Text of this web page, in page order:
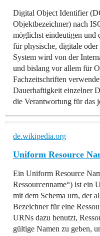
Digital Object Identifier
Objektbezeichner) nach
möglichst eindeutigen und
für physische, digitale
System wird von der
und bislang vor allem für
Fachzeitschriften
Dauerhaftigkeit einzelner
die Verantwortung für das
de.wikipedia.org
Uniform Resource
Ein Uniform Resource
Ressourcenname“) ist ein
mit dem Schema urn, der
Bezeichner für eine
URNs dazu benutzt,
gültige Namen zu geben,